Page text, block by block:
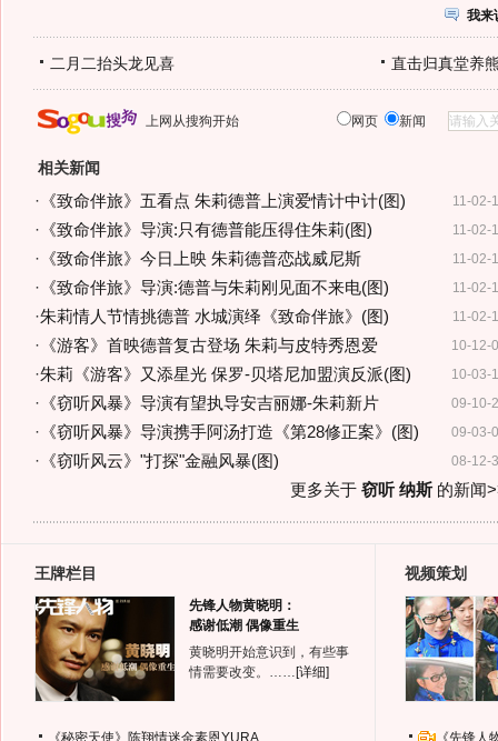
我来
二月二抬头龙见喜 直击归真堂养
上网从搜狗开始 网页 新闻
相关新闻
11-02-
· 《致命伴旅》五看点 朱莉德普上演爱情计中计(图)
11-02-
· 《致命伴旅》导演:只有德普能压得住朱莉(图)
11-02-
· 《致命伴旅》今日上映 朱莉德普恋战威尼斯
11-02-
· 《致命伴旅》导演:德普与朱莉刚见面不来电(图)
11-02-
·朱莉情人节情挑德普 水城演绎《致命伴旅》(图)
10-12-
· 《游客》首映德普复古登场 朱莉与皮特秀恩爱
10-03-
·朱莉《游客》又添星光 保罗-贝塔尼加盟演反派(图)
09-10-
· 《窃听风暴》导演有望执导安吉丽娜-朱莉新片
09-03-
· 《窃听风暴》导演携手阿汤打造《第28修正案》(图)
08-12-
· 《窃听风云》"打探"金融风暴(图)
更多关于 窃听 纳斯的新闻
王牌栏目
先锋人物黄晓明：
感谢低潮 偶像重生
黄晓明开始意识到，有些事
情需要改变。…… [详细]
《秘密天使》陈翔情迷金素恩YURA
视频策划
《先锋